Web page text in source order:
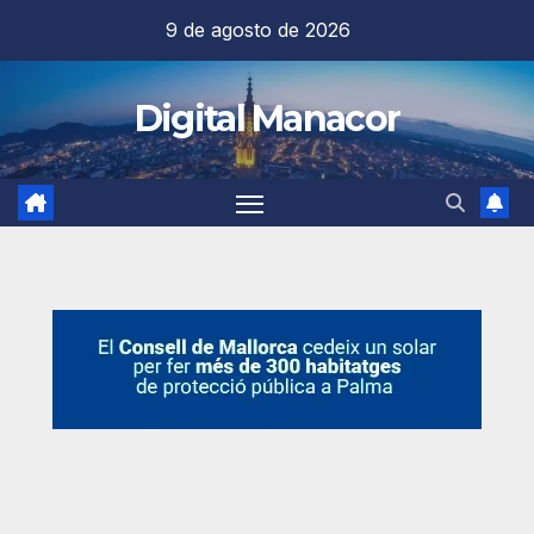
contenido
9 de agosto de 2026
Digital Manacor